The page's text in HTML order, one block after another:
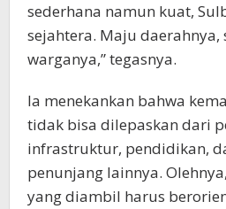
sederhana namun kuat,
sejahtera. Maju daerahnya,
warganya,” tegasnya.
Ia menekankan bahwa
tidak bisa dilepaskan dari
infrastruktur, pendidikan,
penunjang lainnya.
yang diambil harus